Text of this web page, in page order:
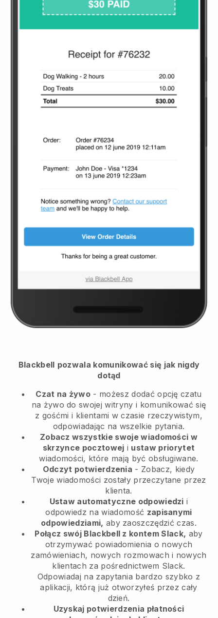
Blackbell pozwala komunikować się jak nigdy
dotąd
Czat na żywo - możesz dodać opcję czatu
na żywo do swojej witryny i komunikować się
z gośćmi i klientami w czasie rzeczywistym,
odpowiadając na wszelkie pytania.
Zobacz wszystkie swoje wiadomości w
skrzynce pocztowej i ustaw priorytet
wiadomości, które mają być obsługiwane.
Odczyt potwierdzenia - Zobacz, kiedy
Twoje wiadomości zostały przeczytane przez
klienta.
Ustaw automatyczne odpowiedzi i
odpowiedz na wiadomość zapisanymi
odpowiedziami, aby zaoszczędzić czas.
Połącz swój Blackbell z kontem Slack, aby
otrzymywać powiadomienia o nowych
zamówieniach, nowych rozmowach i nowych
klientach za pośrednictwem Slack.
Odpowiadaj na zapytania bardzo szybko z
aplikacji, którą już otworzyłeś przez cały
dzień.
Uzyskaj potwierdzenia płatności